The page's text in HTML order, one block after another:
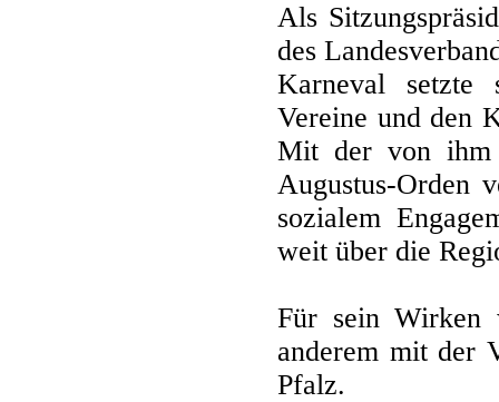
Als
des
Karneval
Vereine und den
Mit der von ihm
Augustus-Orden
sozialem
weit über die
Für sein Wirken
anderem mit der
Pfalz.